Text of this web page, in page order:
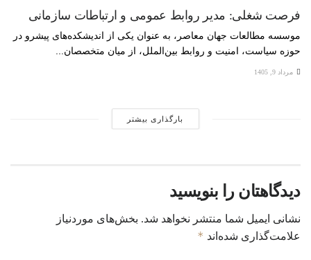
فرصت شغلی: مدیر روابط عمومی و ارتباطات سازمانی
موسسه مطالعات جهان معاصر، به عنوان یکی از اندیشکده‌های پیشرو در
حوزه سیاست، امنیت و روابط بین‌الملل، از میان متخصصان...
مرداد 9, 1405
بارگذاری بیشتر
دیدگاهتان را بنویسید
نشانی ایمیل شما منتشر نخواهد شد. بخش‌های موردنیاز
علامت‌گذاری شده‌اند *